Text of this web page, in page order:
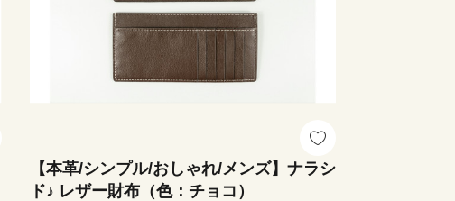
【本革/シンプル/おしゃれ/メンズ】ナラシ
ド♪ レザー財布（色：チョコ）